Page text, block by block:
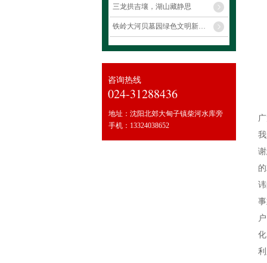
三龙拱吉壤，湖山藏静思
铁岭大河贝墓园绿色文明新风福地，全维贴心长效安居净土
咨询热线
024-31288436
地址：沈阳北郊大甸子镇柴河水库旁
手机：13324038652